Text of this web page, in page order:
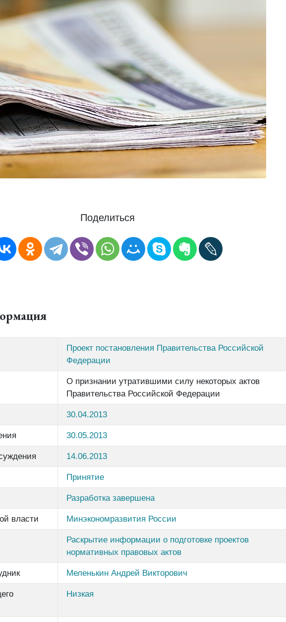
Поделиться
Проект постановления Правительства Российской
Федерации
О признании утратившими силу некоторых актов
Правительства Российской Федерации
30.04.2013
30.05.2013
14.06.2013
Принятие
Разработка завершена
власти Минэкономразвития России
Раскрытие информации о подготовке проектов
нормативных правовых актов
Меленькин Андрей Викторович
Низкая